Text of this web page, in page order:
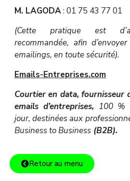
Retour au menu
M. LAGODA: 01 75 43 77 01
(Cette pratique est
recommandée, afin
emailings, en toute sécurité).
Emails-Entreprises.com
Courtier en data, fournisseur
emails d’entreprises, 100 %
jour, destinées aux
Business to Business (B2B).